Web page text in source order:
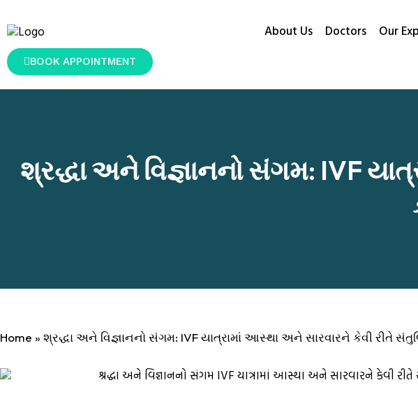
About Us Doctors Our
BOOK APPOINTMENT
શ્રદ્ધા અને વિજ્ઞાનનો સંગમ: IVF
Home » શ્રદ્ધા અને વિજ્ઞાનનો સંગમ: IVF યાત્રામાં આસ્થા અને સારવારને કેવી રીતે